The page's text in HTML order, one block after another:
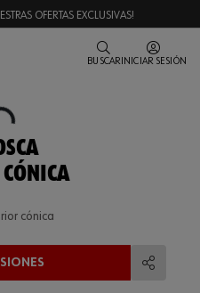
OFERTAS EXCLUSIVAS!
BUSCAR INICIAR SESIÓN
cónica